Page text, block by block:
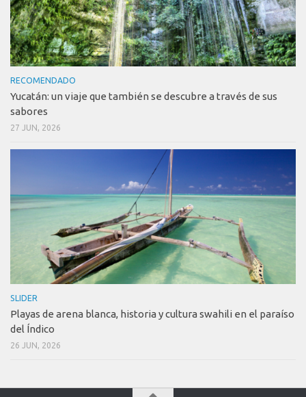
RECOMENDADO
Yucatán: un viaje que también se descubre a través de sus
sabores
27 JUN, 2026
SLIDER
Playas de arena blanca, historia y cultura swahili en el paraíso
del Índico
26 JUN, 2026